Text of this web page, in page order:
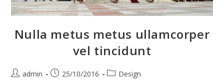
Nulla metus metus ullamcorper
vel tincidunt
Beitrags-
admin
Beitrag25/10/2016
Beitrags-
Design